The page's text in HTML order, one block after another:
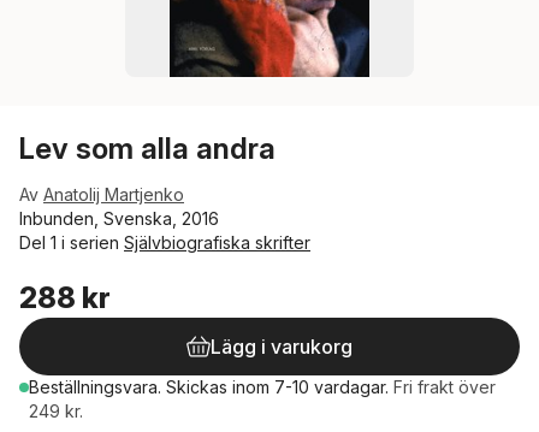
Lev som alla andra
Av Anatolij Martjenko
Inbunden, Svenska, 2016
Del 1 i serien Självbiografiska skrifter
288 kr
Lägg i varukorg
Beställningsvara. Skickas inom 7-10 vardagar. Fri frakt över
249 kr.